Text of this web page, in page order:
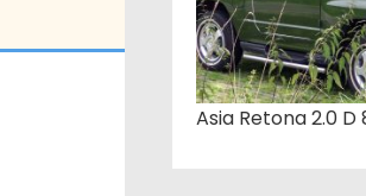
Asia Retona 2.0 D